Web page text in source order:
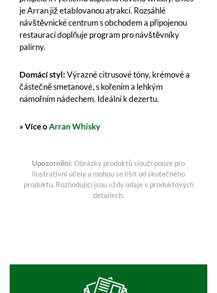
je Arran již etablovanou atrakcí. Rozsáhlé
návštěvnické centrum s obchodem a připojenou
restaurací doplňuje program pro návštěvníky
palírny.
Domácí styl:Výrazné citrusové tóny, krémové a
částečně smetanové, s kořením a lehkým
námořním nádechem. Ideální k dezertu.
» Více oArran Whisky
Upozornění: Obrázky produktů slouží pouze pro
ilustrativní účely a mohou se lišit od skutečného
produktu. Rozhodující jsou vždy údaje v produktových
detailech.